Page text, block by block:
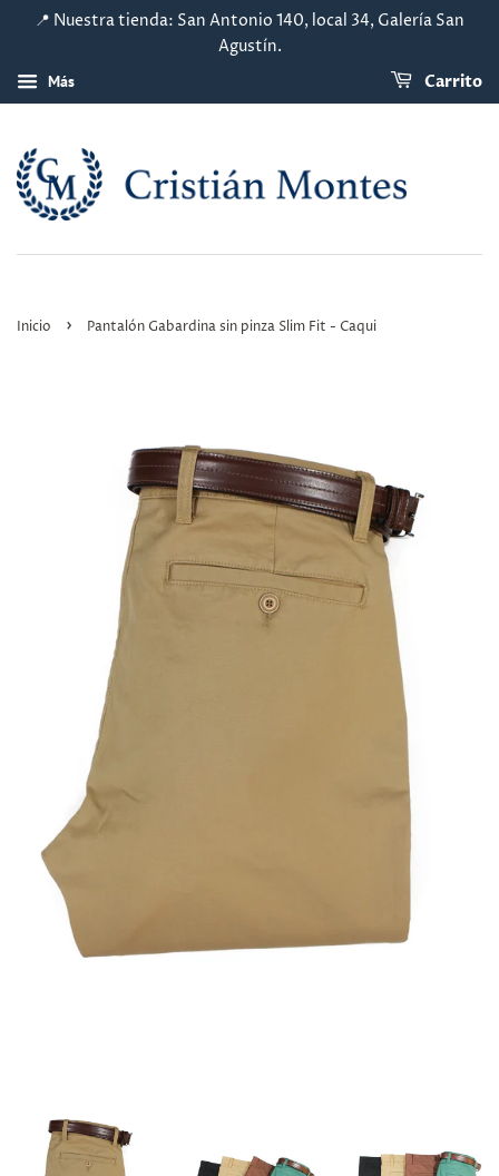
📍 Nuestra tienda: San Antonio 140, local 34, Galería San
Agustín.
Más Carrito
Inicio › Pantalón Gabardina sin pinza Slim Fit - Caqui